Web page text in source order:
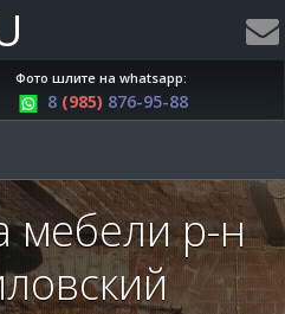
Фото шлите на whatsapp:
8 (985) 876-95-88
мебели р-н